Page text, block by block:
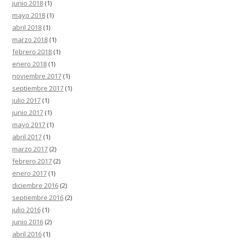
junio 2018 (1)
mayo 2018 (1)
abril 2018 (1)
marzo 2018 (1)
febrero 2018 (1)
enero 2018 (1)
noviembre 2017 (1)
septiembre 2017 (1)
julio 2017 (1)
junio 2017 (1)
mayo 2017 (1)
abril 2017 (1)
marzo 2017 (2)
febrero 2017 (2)
enero 2017 (1)
diciembre 2016 (2)
septiembre 2016 (2)
julio 2016 (1)
junio 2016 (2)
abril 2016 (1)